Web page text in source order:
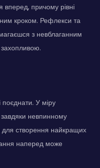
вперед, причому рівні
кроком. Рефлекси та
з невблаганним
поєднати. У міру
невпинному
для створення найкращих
наперед може